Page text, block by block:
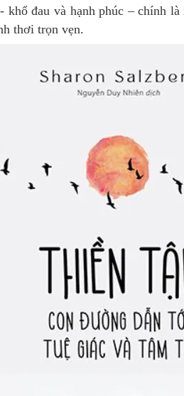
đau và hạnh phúc – chính
thơi trọn vẹn.